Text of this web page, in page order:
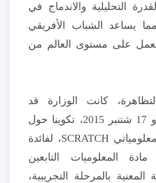
التحليلية والاندماج في
يساعد الشباب الأفريقي
على مستوى العالم من
كانت الوزارة قد
نظمت ما بين 14 و 17 شتنبر 2015، تكوينا حول
استعمال البرنام المعلومياتي SCRATCH، لفائدة
المعلوميات التابعين
المعنية بالمرحلة التجريبية،